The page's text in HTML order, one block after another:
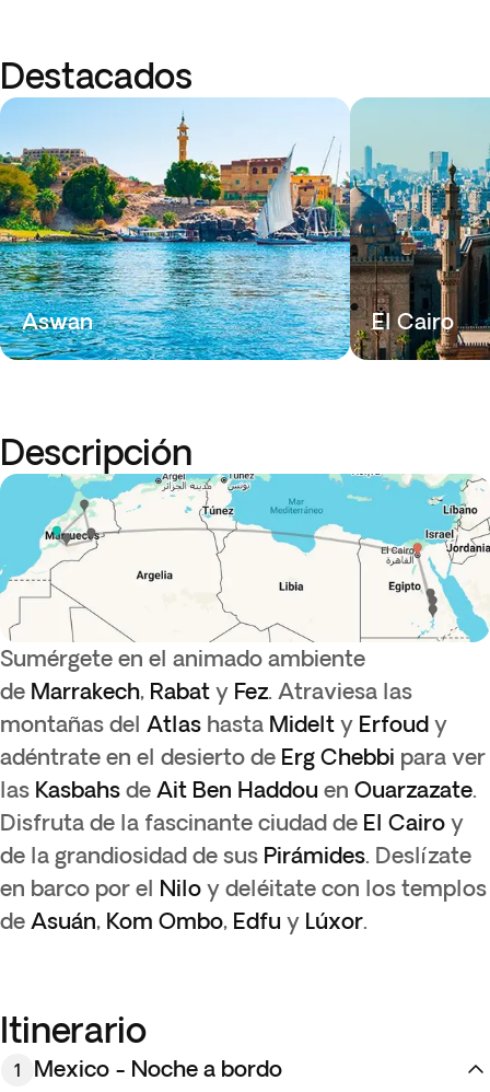
Destacados
Aswan El Cairo
Descripción
Sumérgete en el animado ambiente
de Marrakech, Rabat y Fez. Atraviesa las
montañas del Atlas hasta Midelt y Erfoud y
adéntrate en el desierto de Erg Chebbi para ver
las Kasbahs de Ait Ben Haddou en Ouarzazate.
Disfruta de la fascinante ciudad de El Cairo y
de la grandiosidad de sus Pirámides. Deslízate
en barco por el Nilo y deléitate con los templos
de Asuán, Kom Ombo, Edfu y Lúxor.
Itinerario
1 Mexico - Noche a bordo